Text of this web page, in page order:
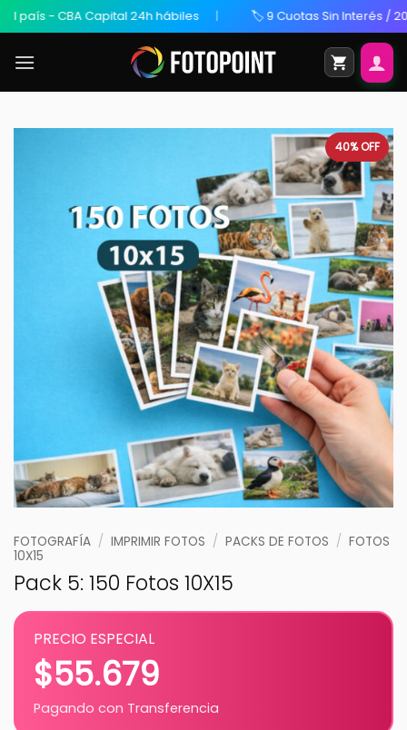
- CBA Capital 24h hábiles 🏷️ 9 Cuotas Sin Interés / 20%
40%OFF
FOTOGRAFÍA / IMPRIMIR FOTOS / PACKS DE FOTOS / FOTOS
10X15
Pack 5: 150 Fotos 10X15
PRECIO ESPECIAL
$55.679
Pagando con Transferencia